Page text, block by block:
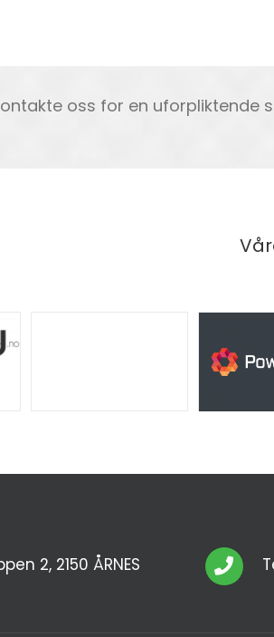
oss for en uforpliktende
2, 2150 ÅRNES